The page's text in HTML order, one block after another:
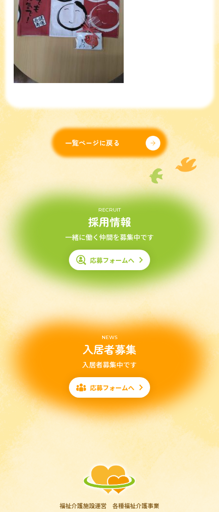
一覧ページに戻る
RECRUIT
採用情報
一緒に働く仲間を募集中です
応募フォームへ
NEWS
入居者募集
入居者募集中です
応募フォームへ
福祉介護施設運営 各種福祉介護事業